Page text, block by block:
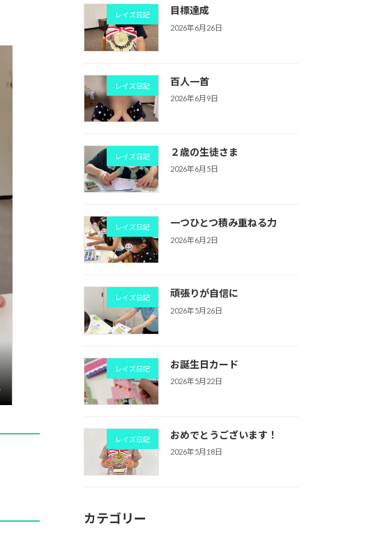
レイズ日記 目標達成
2026年6月26日
レイズ日記 百人一首
2026年6月9日
レイズ日記 ２歳の生徒さま
2026年6月5日
レイズ日記 一つひとつ積み重ねる力
2026年6月2日
レイズ日記 頑張りが自信に
2026年5月26日
レイズ日記 お誕生日カード
2026年5月22日
レイズ日記 おめでとうございます！
2026年5月18日
カテゴリー